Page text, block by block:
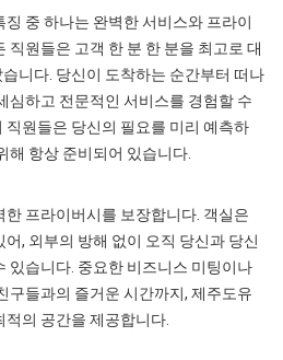
중 하나는 완벽한 서비스와 프라이
직원들은 고객 한 분 한 분을 최고로 대
니다. 당신이 도착하는 순간부터 떠나
심하고 전문적인 서비스를 경험할 수
직원들은 당신의 필요를 미리 예측하
해 항상 준비되어 있습니다.
프라이버시를 보장합니다. 객실은
, 외부의 방해 없이 오직 당신과 당신
있습니다. 중요한 비즈니스 미팅이나
구들과의 즐거운 시간까지, 제주도유
의 공간을 제공합니다.